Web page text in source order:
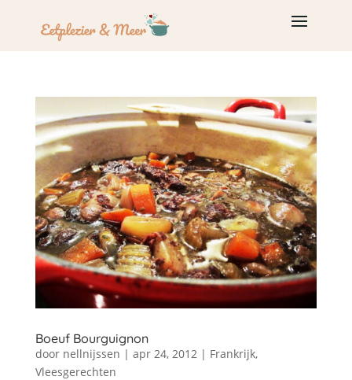
Boeuf Bourguignon
door nellnijssen | apr 24, 2012 | Frankrijk,
Vleesgerechten